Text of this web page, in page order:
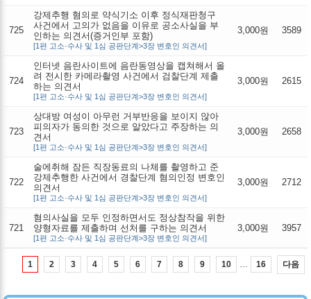
725
강제추행 혐의로 약식기소 이후 정식재판청구
사건에서 고의가 없음을 이유로 공소사실을 부
인하는 의견서(증거인부 포함)
[1편 고소·수사 및 1심 공판단계>3장 변호인 의견서]
3,000원 3589
724
인터넷 음란사이트에 음란동영상을 캡쳐해서 올
려 전시한 카메라촬영 사건에서 검찰단계 제출
하는 의견서
[1편 고소·수사 및 1심 공판단계>3장 변호인 의견서]
3,000원 2615
723
상대방 여성이 아무런 거부반응을 보이지 않아
피의자가 동의한 것으로 알았다고 주장하는 의
견서
[1편 고소·수사 및 1심 공판단계>3장 변호인 의견서]
3,000원 2658
722
술에취해 잠든 직장동료의 나체를 촬영하고 준
강제추행한 사건에서 경찰단계 혐의인정 변호인
의견서
[1편 고소·수사 및 1심 공판단계>3장 변호인 의견서]
3,000원 2712
721
혐의사실을 모두 인정하면서도 정상참작을 위한
양형자료를 제출하며 선처를 구하는 의견서
[1편 고소·수사 및 1심 공판단계>3장 변호인 의견서]
3,000원 3957
1 2 3 4 5 6 7 8 9 10 16 다음